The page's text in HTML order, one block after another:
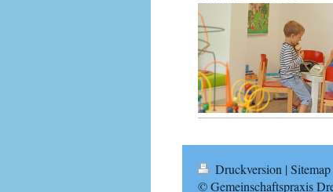
Druckversion |Sitemap
© Gemeinschaftspraxis